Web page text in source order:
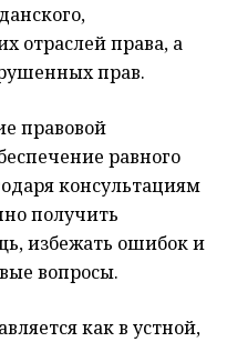
отраслей права, а
прав.
правовой
равного
консультациям
получить
избежать ошибок и
вопросы.
как в устной,